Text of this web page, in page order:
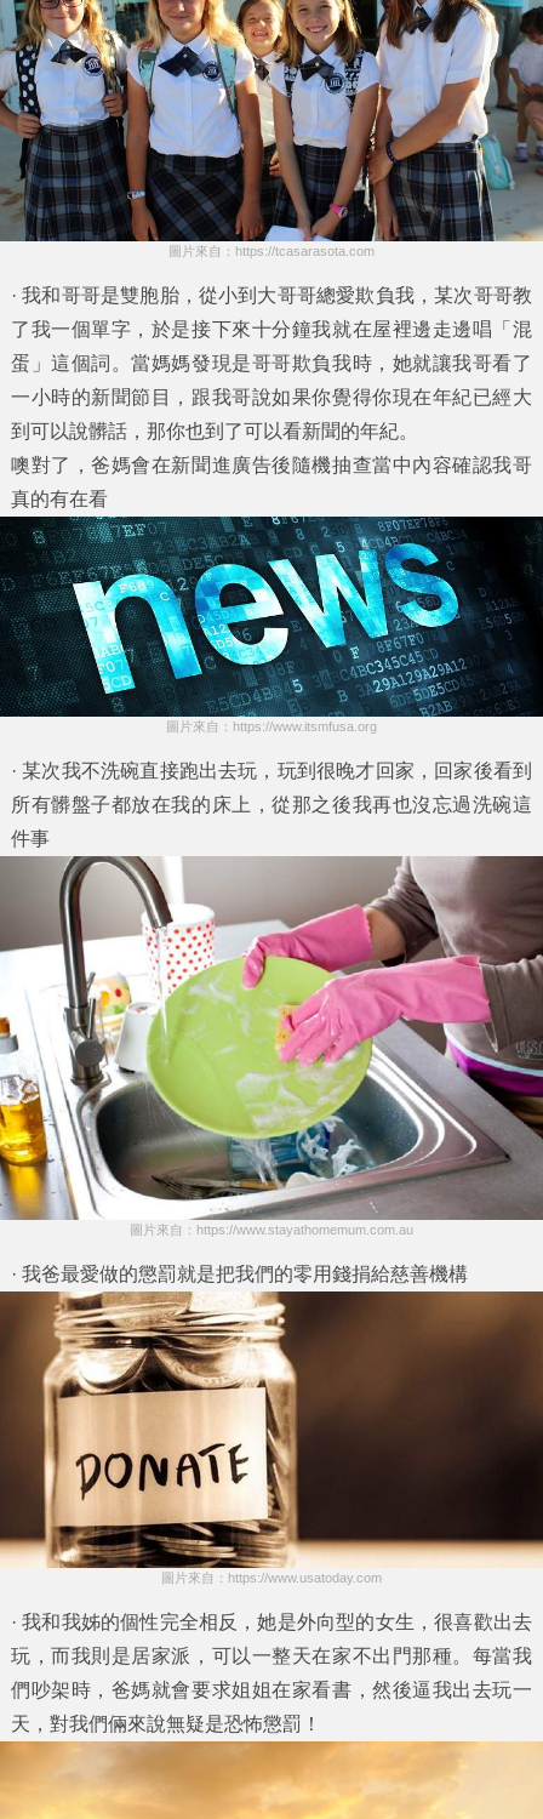
圖片來自：https://tcasarasota.com
· 我和哥哥是雙胞胎，從小到大哥哥總愛欺負我，某次哥哥教
了我一個單字，於是接下來十分鐘我就在屋裡邊走邊唱「混
蛋」這個詞。當媽媽發現是哥哥欺負我時，她就讓我哥看了
一小時的新聞節目，跟我哥說如果你覺得你現在年紀已經大
到可以說髒話，那你也到了可以看新聞的年紀。
噢對了，爸媽會在新聞進廣告後隨機抽查當中內容確認我哥
真的有在看
圖片來自：https://www.itsmfusa.org
· 某次我不洗碗直接跑出去玩，玩到很晚才回家，回家後看到
所有髒盤子都放在我的床上，從那之後我再也沒忘過洗碗這
件事
圖片來自：https://www.stayathomemum.com.au
· 我爸最愛做的懲罰就是把我們的零用錢捐給慈善機構
圖片來自：https://www.usatoday.com
· 我和我姊的個性完全相反，她是外向型的女生，很喜歡出去
玩，而我則是居家派，可以一整天在家不出門那種。每當我
們吵架時，爸媽就會要求姐姐在家看書，然後逼我出去玩一
天，對我們倆來說無疑是恐怖懲罰！